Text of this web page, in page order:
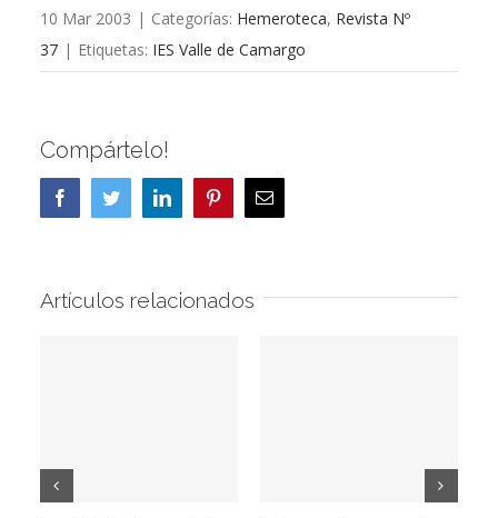
10 Mar 2003 | Categorías: Hemeroteca, Revista Nº
37 | Etiquetas: IES Valle de Camargo
Compártelo!
FacebookTwitterLinkedInPinterestCorreo
electrónico
Artículos relacionados